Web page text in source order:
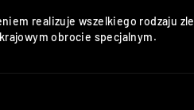
realizuje wszelkiego rodzaju
obrocie specjalnym.